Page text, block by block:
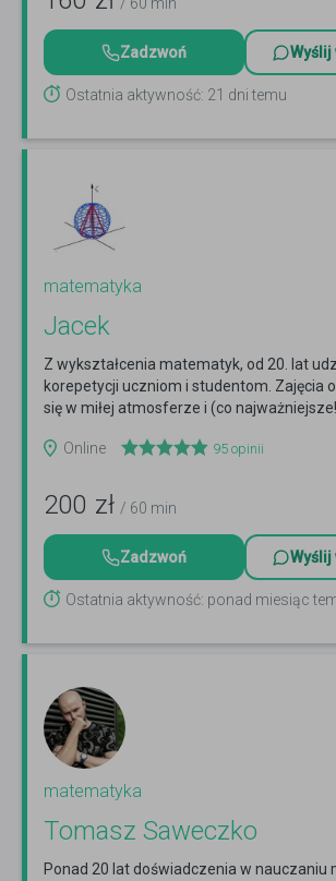
Zadzwoń Wyślij
Ostatnia aktywność: 21 dni temu
matematyka
Jacek
Z wykształcenia matematyk, od 20. lat
korepetycji uczniom i studentom. Zajęcia
się w miłej atmosferze i (co
Online
95 opinii
200 zł / 60 min
Zadzwoń Wyślij
Ostatnia aktywność: ponad miesiąc
matematyka
Tomasz Saweczko
Ponad 20 lat doświadczenia w nauczaniu